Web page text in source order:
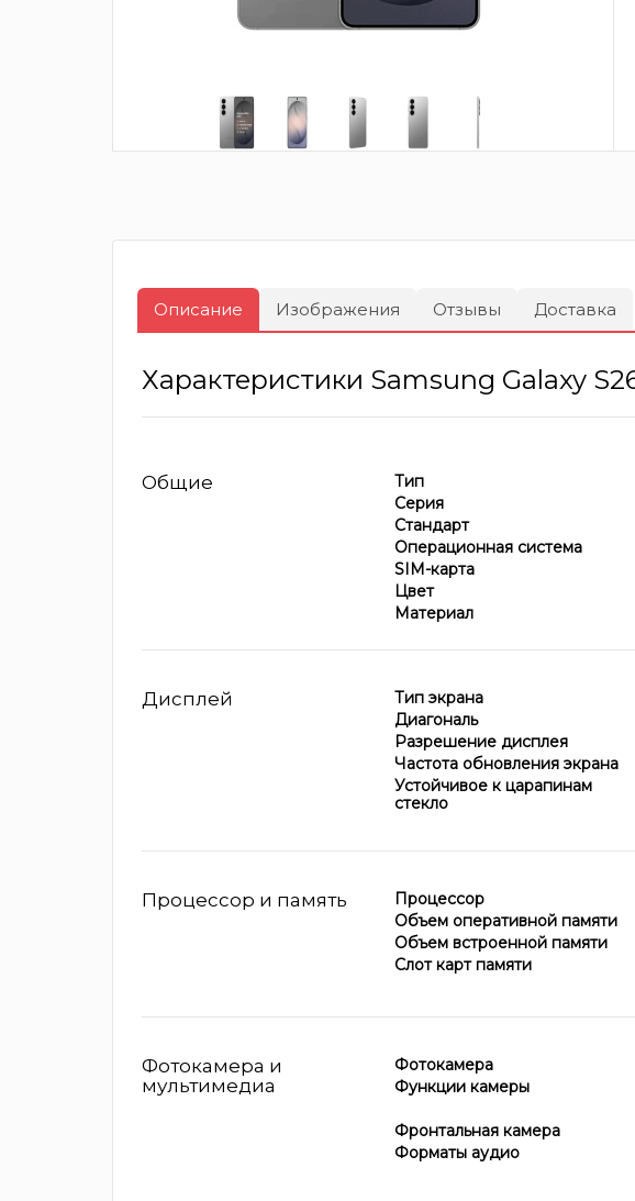
Описание Изображения Отзывы Доставка
Характеристики Samsung Galaxy
Общие Тип
Серия
Стандарт
Операционная система
SIM-карта
Цвет
Материал
Дисплей Тип экрана
Диагональ
Разрешение дисплея
Частота обновления экрана
Устойчивое к царапинам
стекло
Процессор и память Процессор
Объем оперативной памяти
Объем встроенной памяти
Слот карт памяти
Фотокамера и
мультимедиа
Фотокамера
Функции камеры
Фронтальная камера
Форматы аудио